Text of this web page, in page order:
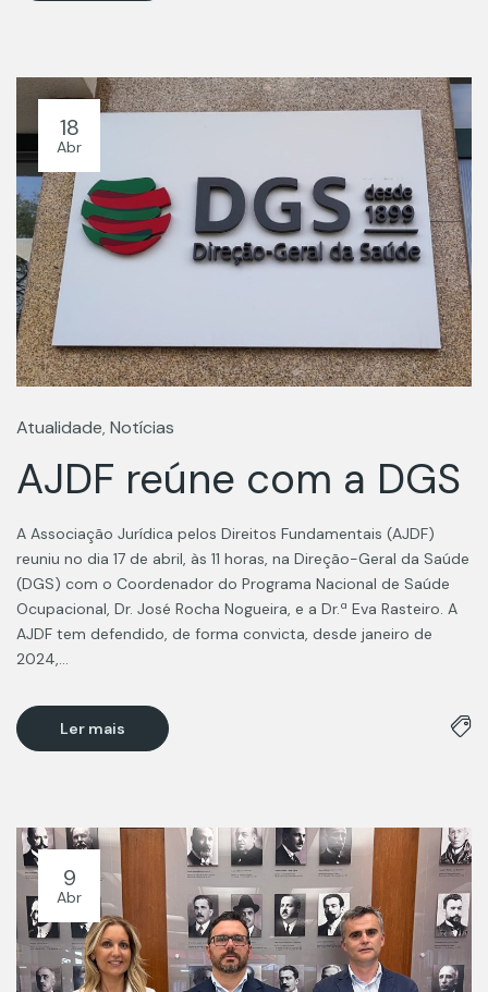
18
Abr
Atualidade, Notícias
AJDF reúne com a DGS
A Associação Jurídica pelos Direitos Fundamentais (AJDF)
reuniu no dia 17 de abril, às 11 horas, na Direção-Geral da Saúde
(DGS) com o Coordenador do Programa Nacional de Saúde
Ocupacional, Dr. José Rocha Nogueira, e a Dr.ª Eva Rasteiro. A
AJDF tem defendido, de forma convicta, desde janeiro de
2024,…
Ler mais
9
Abr